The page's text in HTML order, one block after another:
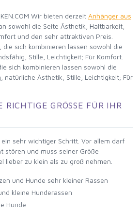
Wir bieten derzeit Anhänger aus
sowohl die Seite Ästhetik, Haltbarkeit,
und den sehr attraktiven Preis.
, die sich kombinieren lassen sowohl die
Stille, Leichtigkeit; Für Komfort.
die sich kombinieren lassen sowohl die
natürliche Ästhetik, Stille, Leichtigkeit; Für
GRÖSSE FÜR IHR T
sehr wichtiger Schritt. Vor allem darf
stören und muss seiner Größe
lieber zu klein als zu groß nehmen.
und Hunde sehr kleiner Rassen
kleine Hunderassen
Hunde